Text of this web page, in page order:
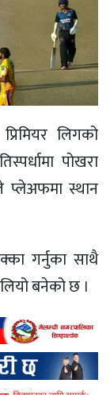
लिगको
पोखरा
प्लेअफमा स्थान
गर्नुका साथै
बनेको छ ।